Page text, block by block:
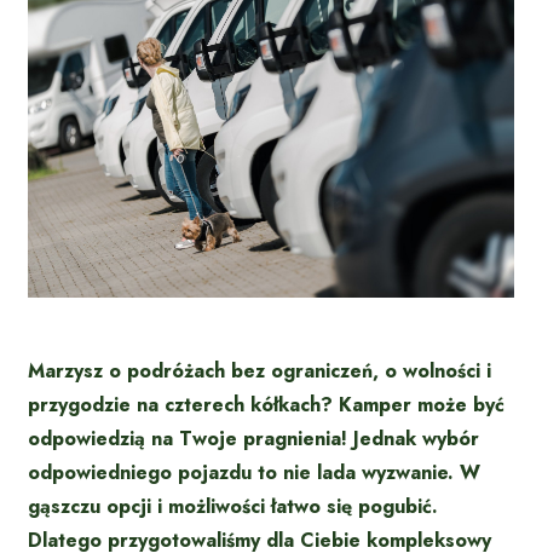
Marzysz o podróżach bez ograniczeń, o wolności i
przygodzie na czterech kółkach? Kamper może być
odpowiedzią na Twoje pragnienia! Jednak wybór
odpowiedniego pojazdu to nie lada wyzwanie. W
gąszczu opcji i możliwości łatwo się pogubić.
Dlatego przygotowaliśmy dla Ciebie kompleksowy